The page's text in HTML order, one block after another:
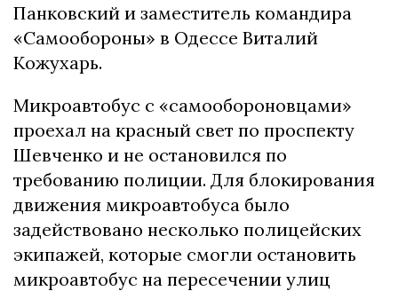
Панковский и заместитель командира
«Самообороны» в Одессе Виталий
Кожухарь.
Микроавтобус с «самообороновцами»
проехал на красный свет по проспекту
Шевченко и не остановился по
требованию полиции. Для блокирования
движения микроавтобуса было
задействовано несколько полицейских
экипажей, которые смогли остановить
микроавтобус на пересечении улиц